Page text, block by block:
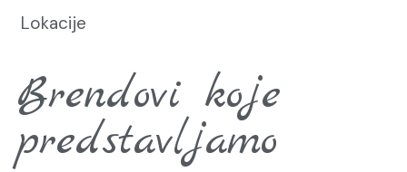
Lokacije
Brendovi koje
predstavljamo